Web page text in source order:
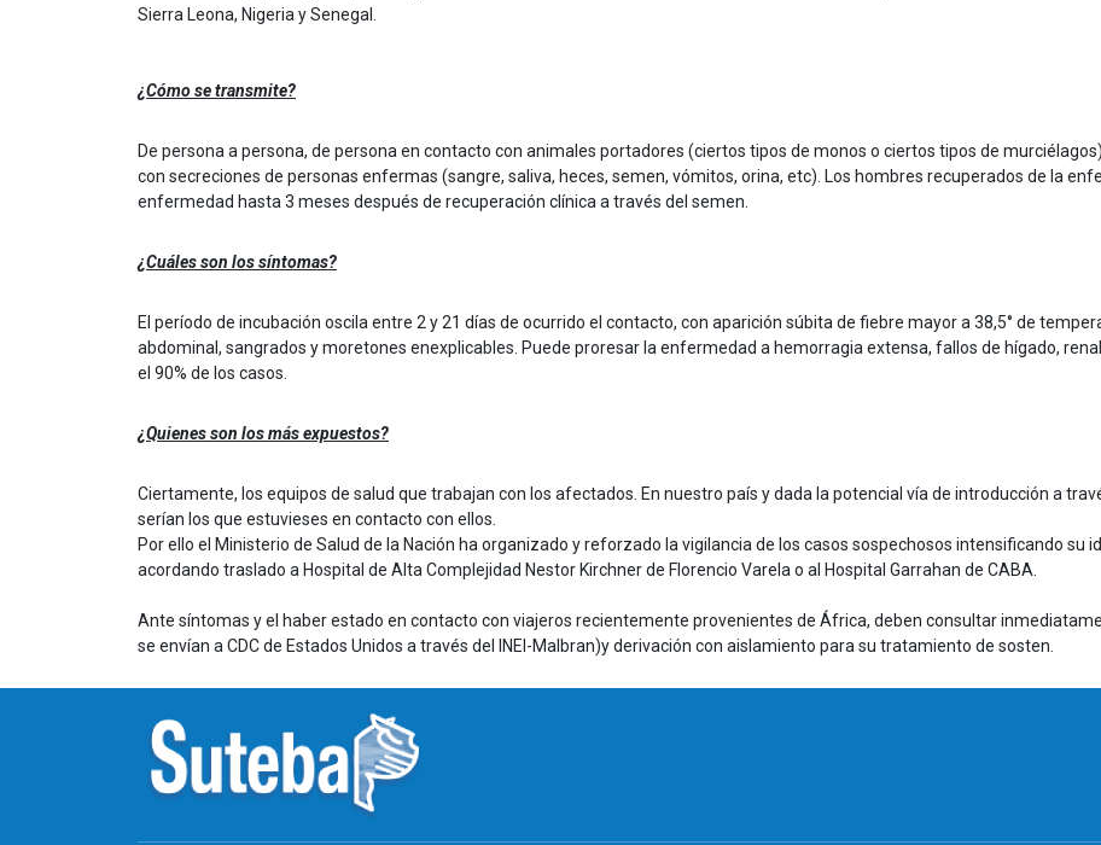
Sierra Leona, Nigeria y Senegal.
¿Cómo se transmite?
De persona a persona, de persona en contacto con animales portadores (ciertos tipos de monos o ciertos tipos de
con secreciones de personas enfermas (sangre, saliva, heces, semen, vómitos, orina, etc). Los hombres recuperados de la
enfermedad hasta 3 meses después de recuperación clínica a través del semen.
¿Cuáles son los síntomas?
El período de incubación oscila entre 2 y 21 días de ocurrido el contacto, con aparición súbita de fiebre mayor a 38,5° de
abdominal, sangrados y moretones enexplicables. Puede proresar la enfermedad a hemorragia extensa, fallos de hígado,
el 90% de los casos.
¿Quienes son los más expuestos?
Ciertamente, los equipos de salud que trabajan con los afectados. En nuestro país y dada la potencial vía de introducción a
serían los que estuvieses en contacto con ellos.
Por ello el Ministerio de Salud de la Nación ha organizado y reforzado la vigilancia de los casos sospechosos intensificando su
acordando traslado a Hospital de Alta Complejidad Nestor Kirchner de Florencio Varela o al Hospital Garrahan de CABA.
Ante síntomas y el haber estado en contacto con viajeros recientemente provenientes de África, deben consultar
se envían a CDC de Estados Unidos a través del INEI-Malbran)y derivación con aislamiento para su tratamiento de sosten.